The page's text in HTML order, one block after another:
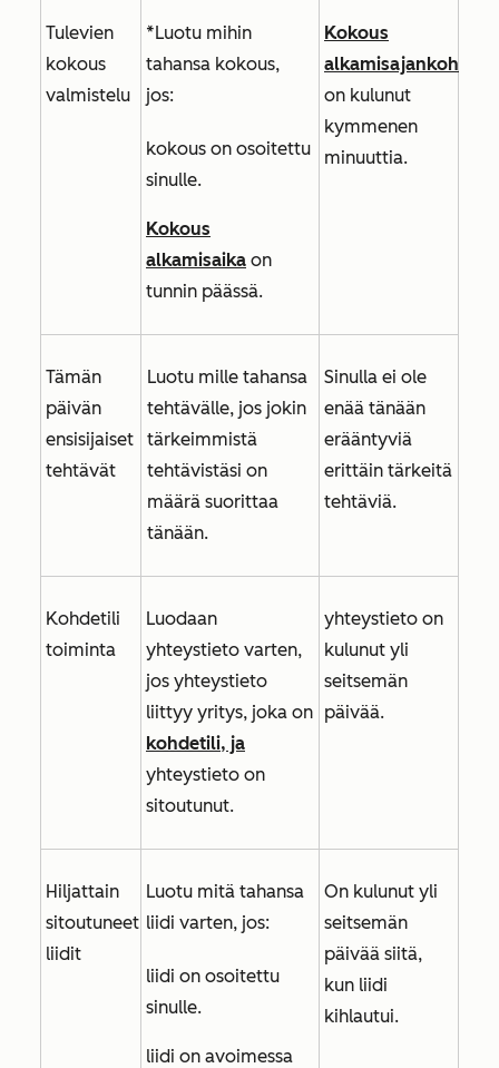
Tulevien
kokous
valmistelu
*Luotu mihin
tahansa kokous,
jos:
kokous on osoitettu
sinulle.
Kokous
alkamisaika on
tunnin päässä.
Kokous
on kulunut
kymmenen
minuuttia.
Tämän
päivän
ensisijaiset
tehtävät
Luotu mille tahansa
tehtävälle, jos jokin
tärkeimmistä
tehtävistäsi on
määrä suorittaa
tänään.
Sinulla ei ole
enää tänään
erääntyviä
erittäin tärkeitä
tehtäviä.
Kohdetili
toiminta
Luodaan
yhteystieto varten,
jos yhteystieto
liittyy yritys, joka on
kohdetili, ja
yhteystieto on
sitoutunut.
yhteystieto on
kulunut yli
seitsemän
päivää.
Hiljattain
sitoutuneet
liidit
Luotu mitä tahansa
liidi varten, jos:
liidi on osoitettu
sinulle.
liidi on avoimessa
On kulunut yli
seitsemän
päivää siitä,
kun liidi
kihlautui.